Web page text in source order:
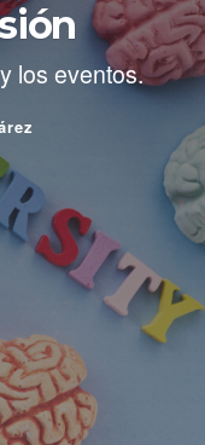
los eventos.